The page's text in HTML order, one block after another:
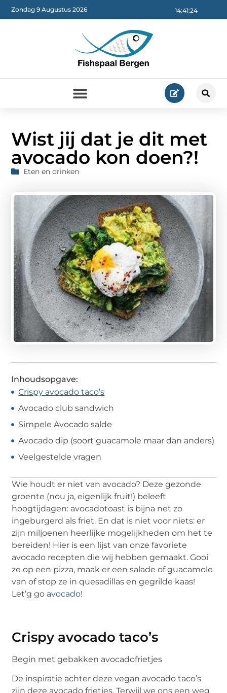
14:41:25
Zondag 9 Augustus 2026
Wist jij dat je dit met
avocado kon doen?!
Eten en drinken
Inhoudsopgave:
Crispy avocado taco’s
Avocado club sandwich
Simpele Avocado salde
Avocado dip (soort guacamole maar dan anders)
Veelgestelde vragen
Wie houdt er niet van avocado? Deze gezonde
groente (nou ja, eigenlijk fruit!) beleeft
hoogtijdagen: avocadotoast is bijna net zo
ingeburgerd als friet. En dat is niet voor niets: er
zijn miljoenen heerlijke mogelijkheden om het te
bereiden! Hier is een lijst van onze favoriete
avocado recepten die wij hebben gemaakt. Gooi
ze op een pizza, maak er een salade of guacamole
van of stop ze in quesadillas en gegrilde kaas!
Let’g go avocado!
Crispy avocado taco’s
Begin met gebakken avocadofrietjes
De inspiratie achter deze vegan avocado taco’s
zijn deze avocado frietjes. Terwijl we ons een weg